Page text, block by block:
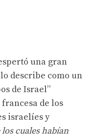
una gran
describe como un
de Israel”
de los
israelíes y
los cuales habían